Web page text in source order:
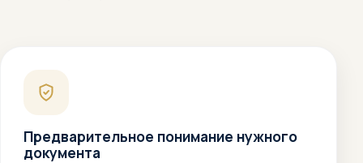
Предварительное понимание нужного
документа